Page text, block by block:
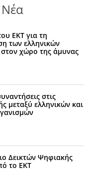
ΕΚΤ για τη
των ελληνικών
στον χώρο της άμυνας
στις
μεταξύ ελληνικών και
Δεικτών Ψηφιακής
το ΕΚΤ